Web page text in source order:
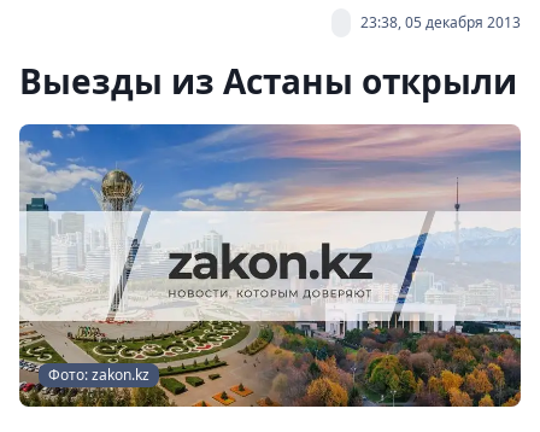
23:38, 05 декабря 2013
Выезды из Астаны открыли
Фото: zakon.kz